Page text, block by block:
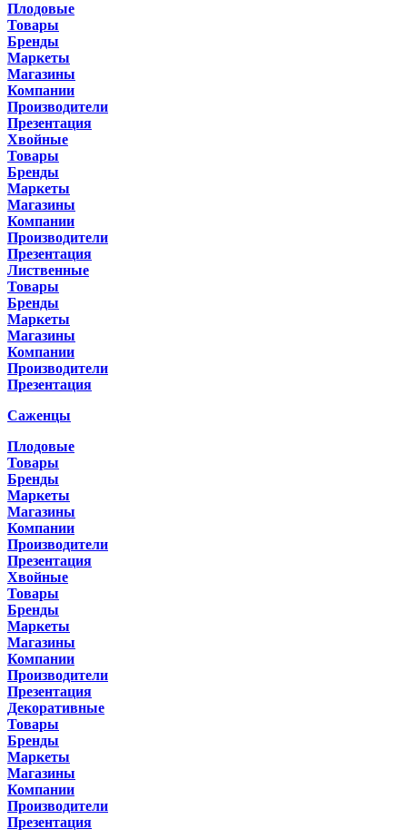
Плодовые
Товары
Бренды
Маркеты
Магазины
Компании
Производители
Презентация
Хвойные
Товары
Бренды
Маркеты
Магазины
Компании
Производители
Презентация
Лиственные
Товары
Бренды
Маркеты
Магазины
Компании
Производители
Презентация
Саженцы
Плодовые
Товары
Бренды
Маркеты
Магазины
Компании
Производители
Презентация
Хвойные
Товары
Бренды
Маркеты
Магазины
Компании
Производители
Презентация
Декоративные
Товары
Бренды
Маркеты
Магазины
Компании
Производители
Презентация